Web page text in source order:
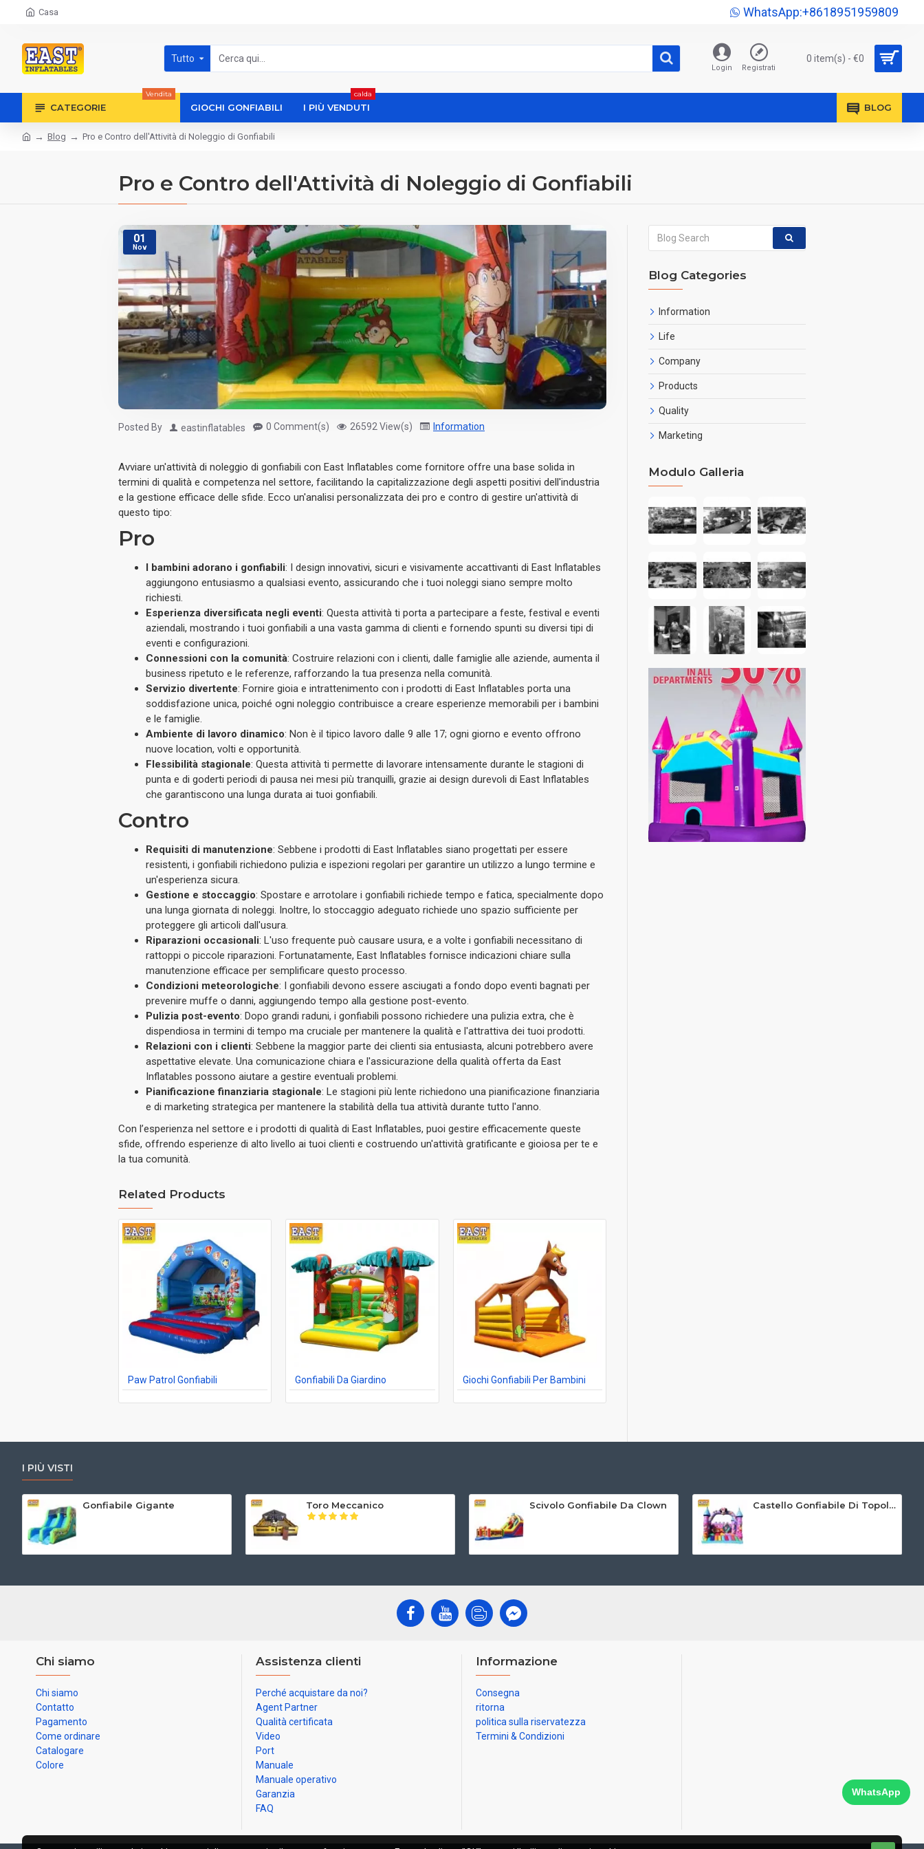
Casa WhatsApp:+8618951959809
Tutto
Login Registrati
0 item(s) - €0
CATEGORIE
Vendita
GIOCHI GONFIABILI I PIÙ VENDUTI
calda
BLOG
Blog Pro e Contro dell'Attività di Noleggio di Gonfiabili
Pro e Contro dell'Attività di Noleggio di Gonfiabili
01
Nov
Posted By eastinflatables 0 Comment(s) 26592 View(s) Information
Avviare un'attività di noleggio di gonfiabili con East Inflatables come fornitore offre una base solida in
termini di qualità e competenza nel settore, facilitando la capitalizzazione degli aspetti positivi dell'industria
e la gestione efficace delle sfide. Ecco un'analisi personalizzata dei pro e contro di gestire un'attività di
questo tipo:
Pro
I bambini adorano i gonfiabili: I design innovativi, sicuri e visivamente accattivanti di East Inflatables
aggiungono entusiasmo a qualsiasi evento, assicurando che i tuoi noleggi siano sempre molto
richiesti.
Esperienza diversificata negli eventi: Questa attività ti porta a partecipare a feste, festival e eventi
aziendali, mostrando i tuoi gonfiabili a una vasta gamma di clienti e fornendo spunti su diversi tipi di
eventi e configurazioni.
Connessioni con la comunità: Costruire relazioni con i clienti, dalle famiglie alle aziende, aumenta il
business ripetuto e le referenze, rafforzando la tua presenza nella comunità.
Servizio divertente: Fornire gioia e intrattenimento con i prodotti di East Inflatables porta una
soddisfazione unica, poiché ogni noleggio contribuisce a creare esperienze memorabili per i bambini
e le famiglie.
Ambiente di lavoro dinamico: Non è il tipico lavoro dalle 9 alle 17; ogni giorno e evento offrono
nuove location, volti e opportunità.
Flessibilità stagionale: Questa attività ti permette di lavorare intensamente durante le stagioni di
punta e di goderti periodi di pausa nei mesi più tranquilli, grazie ai design durevoli di East Inflatables
che garantiscono una lunga durata ai tuoi gonfiabili.
Contro
Requisiti di manutenzione: Sebbene i prodotti di East Inflatables siano progettati per essere
resistenti, i gonfiabili richiedono pulizia e ispezioni regolari per garantire un utilizzo a lungo termine e
un'esperienza sicura.
Gestione e stoccaggio: Spostare e arrotolare i gonfiabili richiede tempo e fatica, specialmente dopo
una lunga giornata di noleggi. Inoltre, lo stoccaggio adeguato richiede uno spazio sufficiente per
proteggere gli articoli dall'usura.
Riparazioni occasionali: L'uso frequente può causare usura, e a volte i gonfiabili necessitano di
rattoppi o piccole riparazioni. Fortunatamente, East Inflatables fornisce indicazioni chiare sulla
manutenzione efficace per semplificare questo processo.
Condizioni meteorologiche: I gonfiabili devono essere asciugati a fondo dopo eventi bagnati per
prevenire muffe o danni, aggiungendo tempo alla gestione post-evento.
Pulizia post-evento: Dopo grandi raduni, i gonfiabili possono richiedere una pulizia extra, che è
dispendiosa in termini di tempo ma cruciale per mantenere la qualità e l'attrattiva dei tuoi prodotti.
Relazioni con i clienti: Sebbene la maggior parte dei clienti sia entusiasta, alcuni potrebbero avere
aspettative elevate. Una comunicazione chiara e l'assicurazione della qualità offerta da East
Inflatables possono aiutare a gestire eventuali problemi.
Pianificazione finanziaria stagionale: Le stagioni più lente richiedono una pianificazione finanziaria
e di marketing strategica per mantenere la stabilità della tua attività durante tutto l'anno.
Con l’esperienza nel settore e i prodotti di qualità di East Inflatables, puoi gestire efficacemente queste
sfide, offrendo esperienze di alto livello ai tuoi clienti e costruendo un'attività gratificante e gioiosa per te e
la tua comunità.
Related Products
Paw Patrol Gonfiabili Gonfiabili Da Giardino Giochi Gonfiabili Per Bambini
Blog Categories
Information
Life
Company
Products
Quality
Marketing
Modulo Galleria
I PIÙ VISTI
Gonfiabile Gigante Toro Meccanico Scivolo Gonfiabile Da Clown Castello Gonfiabile Di Topolino
Chi siamo
Chi siamo
Contatto
Pagamento
Come ordinare
Catalogare
Colore
Assistenza clienti
Perché acquistare da noi?
Agent Partner
Qualità certificata
Video
Port
Manuale
Manuale operativo
Garanzia
FAQ
Informazione
Consegna
ritorna
politica sulla riservatezza
Termini & Condizioni
WhatsApp